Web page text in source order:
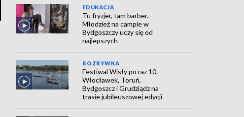
EDUKACJA
Tu fryzjer, tam barber.
Młodzież na campie w
Bydgoszczy uczy się od
najlepszych
ROZRYWKA
Festiwal Wisły po raz 10.
Włocławek, Toruń,
Bydgoszcz i Grudziądz na
trasie jubileuszowej edycji